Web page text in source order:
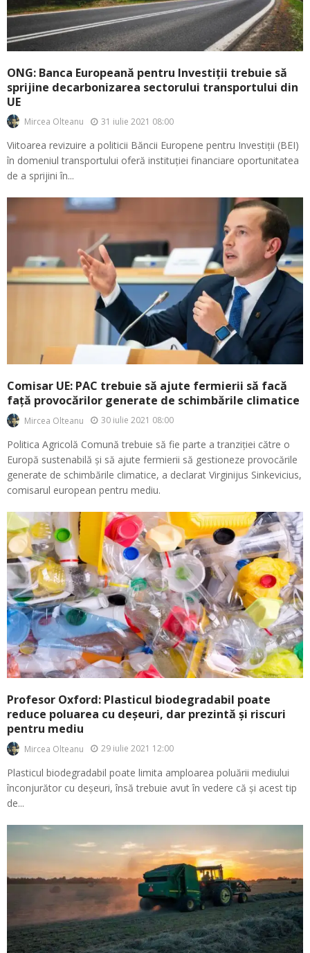
ONG: Banca Europeană pentru Investiții trebuie să
sprijine decarbonizarea sectorului transportului din
UE
Mircea Olteanu 31 iulie 2021 08:00
Viitoarea revizuire a politicii Băncii Europene pentru Investiții (BEI)
în domeniul transportului oferă instituției financiare oportunitatea
de a sprijini în...
Comisar UE: PAC trebuie să ajute fermierii să facă
față provocărilor generate de schimbările climatice
Mircea Olteanu 30 iulie 2021 08:00
Politica Agricolă Comună trebuie să fie parte a tranziției către o
Europă sustenabilă și să ajute fermierii să gestioneze provocările
generate de schimbările climatice, a declarat Virginijus Sinkevicius,
comisarul european pentru mediu.
Profesor Oxford: Plasticul biodegradabil poate
reduce poluarea cu deșeuri, dar prezintă și riscuri
pentru mediu
Mircea Olteanu 29 iulie 2021 12:00
Plasticul biodegradabil poate limita amploarea poluării mediului
înconjurător cu deșeuri, însă trebuie avut în vedere că și acest tip
de...